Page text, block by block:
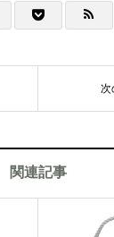
関連記事